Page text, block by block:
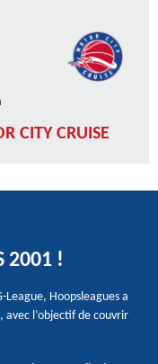
CITY CRUISE
2001 !
League, Hoopsleagues a
avec l’objectif de couvrir